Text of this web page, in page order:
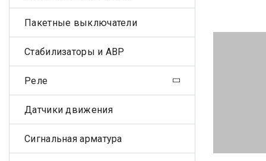
Пакетные выключатели
Стабилизаторы и АВР
Реле
Датчики движения
Сигнальная арматура